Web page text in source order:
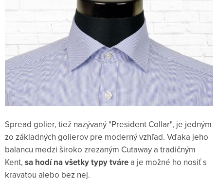
Spread golier, tiež nazývaný "President Collar", je jedným
zo základných golierov pre moderný vzhľad. Vďaka jeho
balancu medzi široko zrezaným Cutaway a tradičným
Kent, sa hodí na všetky typy tváre a je možné ho nosiť s
kravatou alebo bez nej.